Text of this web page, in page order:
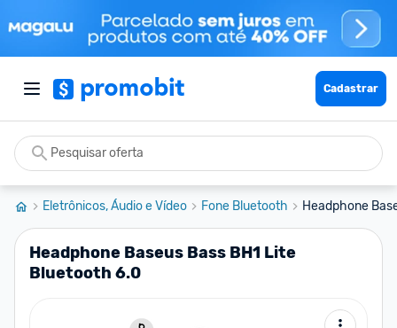
Cadastrar
Eletrônicos, Áudio e Vídeo Fone Bluetooth Headphone
Headphone Baseus Bass BH1 Lite
Bluetooth 6.0